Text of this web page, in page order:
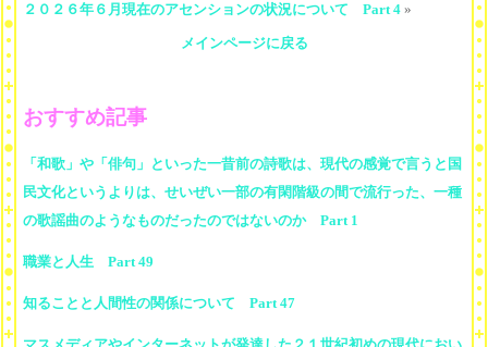
２０２６年６月現在のアセンションの状況について Part 4 »
メインページに戻る
おすすめ記事
「和歌」や「俳句」といった一昔前の詩歌は、現代の感覚で言うと国
民文化というよりは、せいぜい一部の有閑階級の間で流行った、一種
の歌謡曲のようなものだったのではないのか Part 1
職業と人生 Part 49
知ることと人間性の関係について Part 47